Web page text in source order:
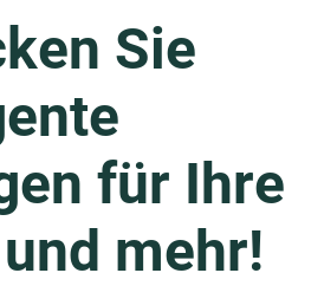
Sie
für Ihre
mehr!